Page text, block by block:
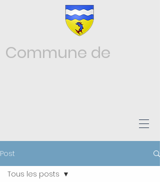
Commune de
Post
Tous les posts